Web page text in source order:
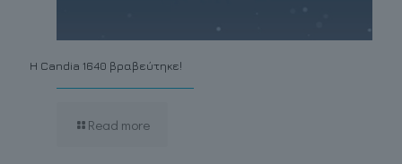
Η Candia 1640 βραβεύτηκε!
Read more